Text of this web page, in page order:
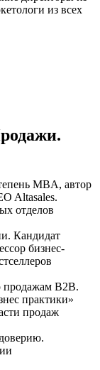
из всех
MBA, автор
Altasales.
отделов
Кандидат
бизнес-
B2B.
практики»
продаж